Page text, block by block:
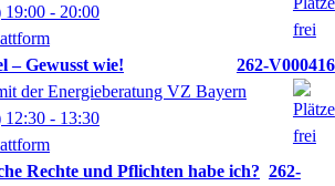
19:00 - 20:00
– Gewusst wie!
262-V000416
der Energieberatung VZ Bayern
12:30 - 13:30
Rechte und Pflichten habe ich? 262-